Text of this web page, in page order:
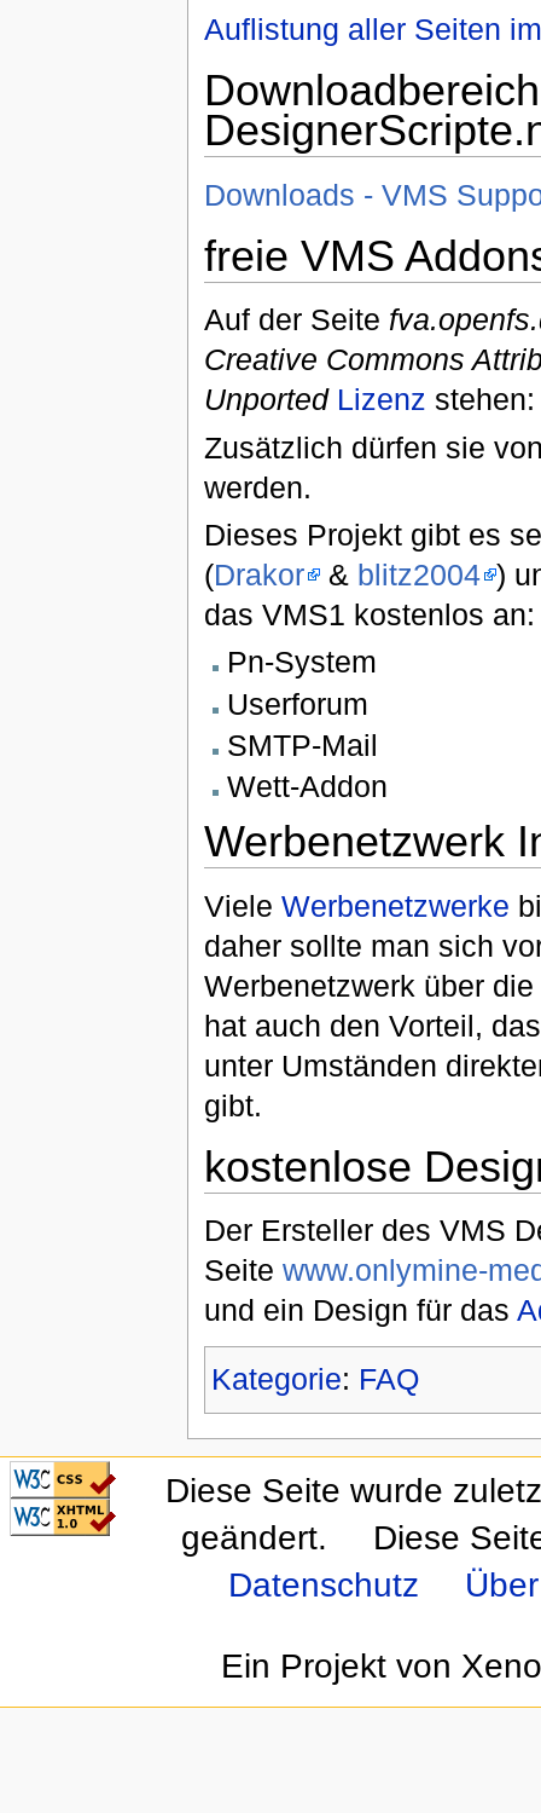
Auflistung aller Seiten
Downloads - VMS
freie VMS
Auf der Seite
Creative Commons
Unported Lizenz
Zusätzlich dürfen sie
werden.
Dieses Projekt gibt es
(Drakor & blitz2004 )
das VMS1 kostenlos an:
Pn-System
Userforum
SMTP-Mail
Wett-Addon
Werbenetzwerk
Viele Werbenetzwerke
daher sollte man sich
Werbenetzwerk über
hat auch den Vorteil,
unter Umständen
gibt.
kostenlose
Der Ersteller des VMS
Seite www.onlymine-
und ein Design für das
Kategorie: FAQ
CSS ist valide!
Valid XHTML 1.0
Transitional
Diese Seite wurde
geändert.
Diese
Datenschutz
Ein Projekt von